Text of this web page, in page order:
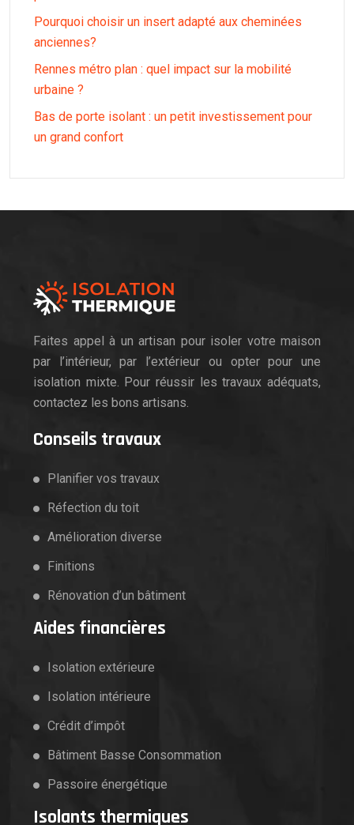
Pourquoi choisir un insert adapté aux cheminées
anciennes?
Rennes métro plan : quel impact sur la mobilité
urbaine ?
Bas de porte isolant : un petit investissement pour
un grand confort
Faites appel à un artisan pour isoler votre maison
par l’intérieur, par l’extérieur ou opter pour une
isolation mixte. Pour réussir les travaux adéquats,
contactez les bons artisans.
Conseils travaux
Planifier vos travaux
Réfection du toit
Amélioration diverse
Finitions
Rénovation d’un bâtiment
Aides financières
Isolation extérieure
Isolation intérieure
Crédit d’impôt
Bâtiment Basse Consommation
Passoire énergétique
Isolants thermiques